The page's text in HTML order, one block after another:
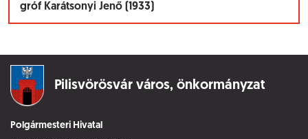
gróf Karátsonyi Jenő (1933)
Pilisvörösvár város, önkormányzat
Polgármesteri Hivatal